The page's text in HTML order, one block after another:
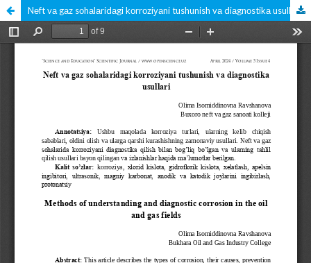
Nеft vа gаz sоhаlаridаgi kоrrоziуаni tushunish vа diаgnоstikа usullаri